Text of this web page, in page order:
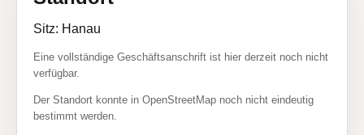
Sitz: Hanau
Eine vollständige Geschäftsanschrift ist hier derzeit noch nicht
verfügbar.
Der Standort konnte in OpenStreetMap noch nicht eindeutig
bestimmt werden.